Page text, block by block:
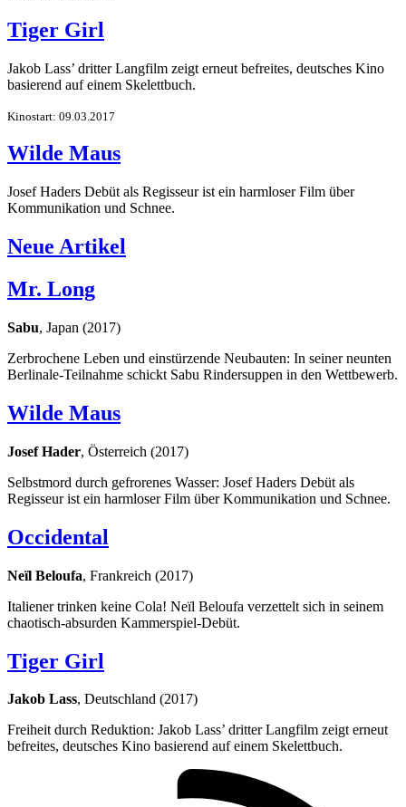
Tiger Girl
Jakob Lass’ dritter Langfilm zeigt erneut befreites, deutsches Kino
basierend auf einem Skelettbuch.
Kinostart: 09.03.2017
Wilde Maus
Josef Haders Debüt als Regisseur ist ein harmloser Film über
Kommunikation und Schnee.
Neue Artikel
Mr. Long
Sabu, Japan (2017)
Zerbrochene Leben und einstürzende Neubauten: In seiner neunten
Berlinale-Teilnahme schickt Sabu Rindersuppen in den Wettbewerb.
Wilde Maus
Josef Hader, Österreich (2017)
Selbstmord durch gefrorenes Wasser: Josef Haders Debüt als
Regisseur ist ein harmloser Film über Kommunikation und Schnee.
Occidental
Neïl Beloufa, Frankreich (2017)
Italiener trinken keine Cola! Neïl Beloufa verzettelt sich in seinem
chaotisch-absurden Kammerspiel-Debüt.
Tiger Girl
Jakob Lass, Deutschland (2017)
Freiheit durch Reduktion: Jakob Lass’ dritter Langfilm zeigt erneut
befreites, deutsches Kino basierend auf einem Skelettbuch.